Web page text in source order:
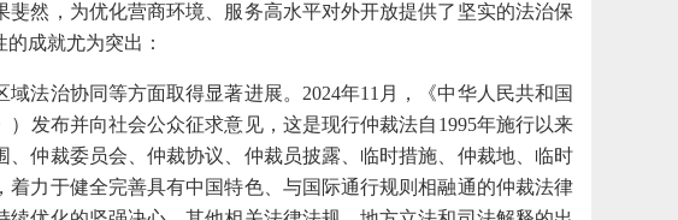
然，为优化营商环境、服务高水平对外开放提供了坚实的法治保
成就尤为突出：
法治协同等方面取得显著进展。 2024年11月，《中华人民共和国
发布并向社会公众征求意见，这是现行仲裁法自1995年施行以来
仲裁委员会、仲裁协议、仲裁员披露、临时措施、仲裁地、临时
力于健全完善具有中国特色、与国际通行规则相融通的仲裁法律